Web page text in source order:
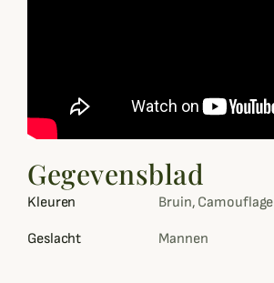
Gegevensblad
Kleuren Bruin, Camouflage
Geslacht Mannen